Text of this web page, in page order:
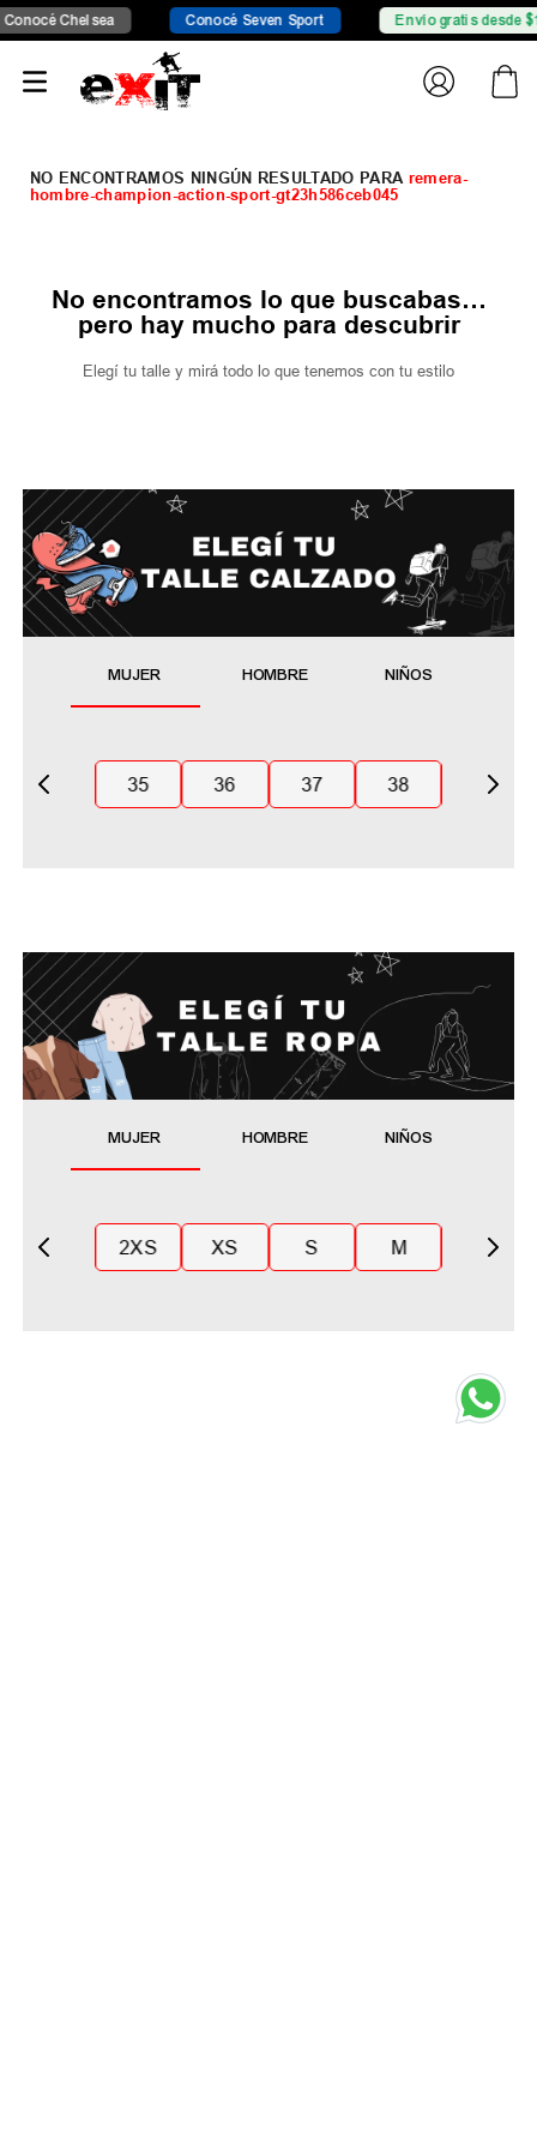
Conocé Seven Sport Envío gratis desde $149.999
remera-
hombre-champion-action-sport-gt23h586ceb045
No encontramos lo que buscabas…
pero hay mucho para descubrir
Elegí tu talle y mirá todo lo que tenemos con tu estilo
MUJER HOMBRE NIÑOS
35 36 37 38
MUJER HOMBRE NIÑOS
2XS XS S M